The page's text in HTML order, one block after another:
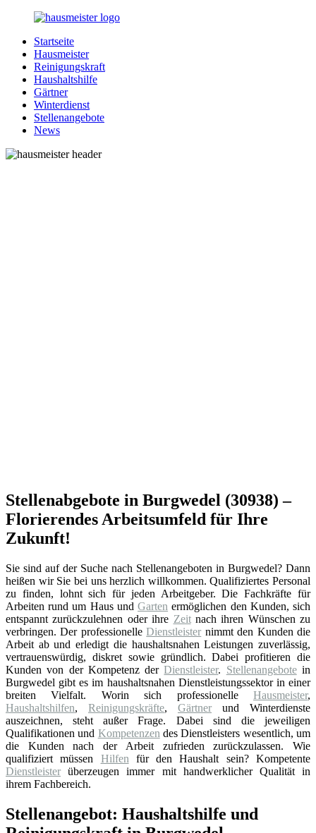
Zurück
Inhalt
Hausmeister.de
Alles
rund
Ihren
Haushalt
Startseite
Hausmeister
Reinigungskraft
Haushaltshilfe
Gärtner
Winterdienst
Stellenangebote
News
Stellenabgebote in Burgwedel (30938) –
Florierendes Arbeitsumfeld für Ihre
Zukunft!
Sie sind auf der Suche nach Stellenangeboten in Burgwedel? Dann
heißen wir Sie bei uns herzlich willkommen. Qualifiziertes Personal
zu finden, lohnt sich für jeden Arbeitgeber. Die Fachkräfte für
Arbeiten rund um Haus undGarten ermöglichen den Kunden, sich
entspannt zurückzulehnen oder ihre Zeitnach ihren Wünschen zu
verbringen. Der professionelleDienstleister nimmt den Kunden die
Arbeit ab und erledigt die haushaltsnahen Leistungen zuverlässig,
vertrauenswürdig, diskret sowie gründlich. Dabei profitieren die
Kunden von der Kompetenz derDienstleister. Stellenangebotein
Burgwedel gibt es im haushaltsnahen Dienstleistungssektor in einer
breiten Vielfalt. Worin sich professionelle Hausmeister,
Haushaltshilfen, Reinigungskräfte, Gärtner und Winterdienste
auszeichnen, steht außer Frage. Dabei sind die jeweiligen
Qualifikationen und Kompetenzen des Dienstleisters wesentlich, um
die Kunden nach der Arbeit zufrieden zurückzulassen. Wie
qualifiziert müssen Hilfen für den Haushalt sein? Kompetente
Dienstleister überzeugen immer mit handwerklicher Qualität in
ihrem Fachbereich.
Stellenangebot: Haushaltshilfe und